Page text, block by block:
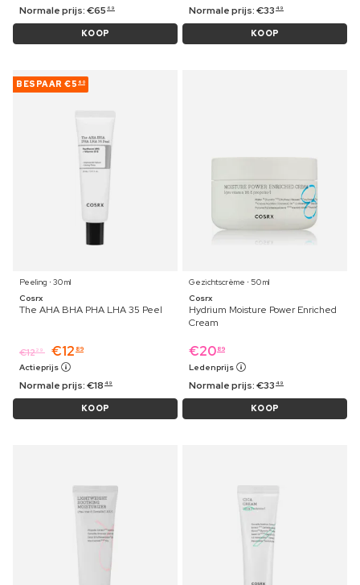
Normale prijs:€65 69
KOOP
Normale prijs:€33 49
KOOP
BESPAAR €5 60
Peeling ⋅ 30 ml
Cosrx
The AHA BHA PHA LHA 35 Peel
€1229 €12 89
Actieprijs
Normale prijs:€18 49
KOOP
Gezichtscrème ⋅ 50 ml
Cosrx
Hydrium Moisture Power Enriched
Cream
€20 89
Ledenprijs
Normale prijs:€33 49
KOOP